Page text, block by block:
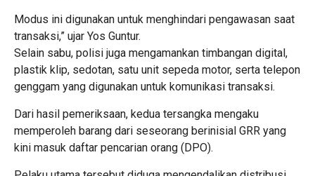
Modus ini digunakan untuk menghindari pengawasan saat
transaksi,” ujar Yos Guntur.
Selain sabu, polisi juga mengamankan timbangan digital,
plastik klip, sedotan, satu unit sepeda motor, serta telepon
genggam yang digunakan untuk komunikasi transaksi.
Dari hasil pemeriksaan, kedua tersangka mengaku
memperoleh barang dari seseorang berinisial GRR yang
kini masuk daftar pencarian orang (DPO).